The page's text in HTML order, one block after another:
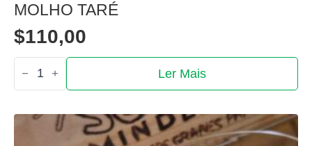
MOLHO TARÉ
$110,00
Quantidade
de
Molho
Ler Mais